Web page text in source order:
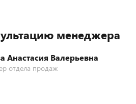
менеджера
Анастасия Валерьевна
отдела продаж